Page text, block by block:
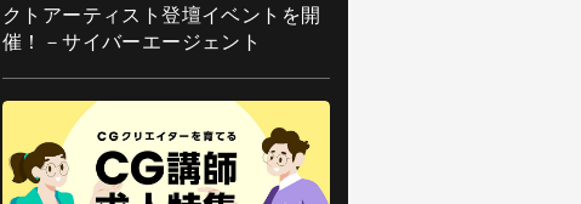
クトアーティスト登壇イベントを開
催！－サイバーエージェント